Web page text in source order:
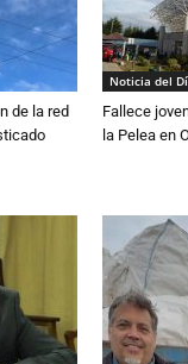
de la red
Noticia del
Fallece
la Pelea en